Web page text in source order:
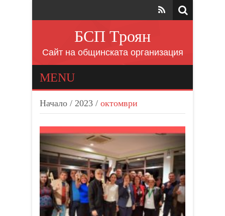
БСП Троян
Сайт на общинската организация
MENU
Начало / 2023 / октомври